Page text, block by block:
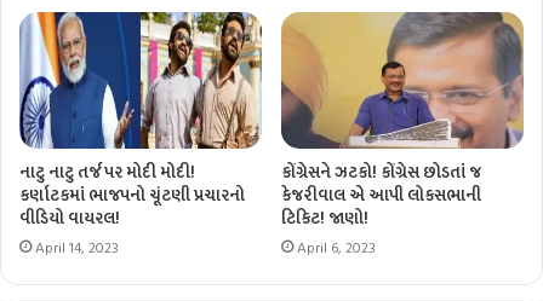
નાટુ નાટુ તર્જ પર મોદી મોદી!
કર્ણાટકમાં ભાજપનો ચૂંટણી પ્રચારનો
વીડિયો વાયરલ!
April 14, 2023
કોંગ્રેસને ઝટકો! કોંગ્રેસ છોડતાં જ
કેજરીવાલ એ આપી લોકસભાની
ટિકિટ! જાણો!
April 6, 2023